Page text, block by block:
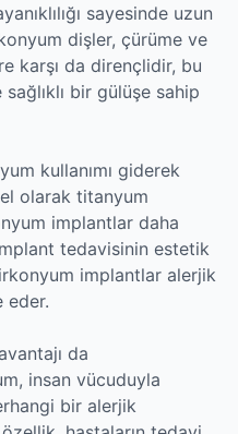
sayesinde uzun
dişler, çürüme ve
karşı da dirençlidir, bu
bir gülüşe sahip
kullanımı giderek
olarak titanyum
implantlar daha
tedavisinin estetik
implantlar alerjik
eder.
da
insan vücuduyla
bir alerjik